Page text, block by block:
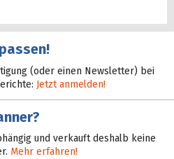
(oder einen Newsletter) bei
Jetzt anmelden!
und verkauft deshalb keine
Mehr erfahren!